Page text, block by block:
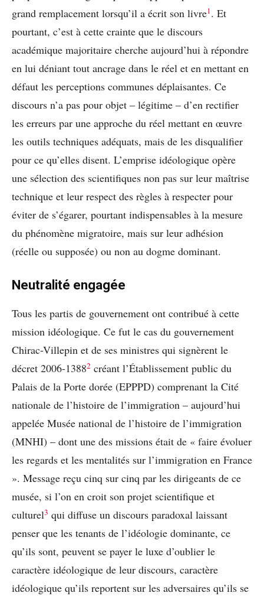
grand remplacement lorsqu’il a écrit son livre1. Et
pourtant, c’est à cette crainte que le discours
académique majoritaire cherche aujourd’hui à répondre
en lui déniant tout ancrage dans le réel et en mettant en
défaut les perceptions communes déplaisantes. Ce
discours n’a pas pour objet – légitime – d’en rectifier
les erreurs par une approche du réel mettant en œuvre
les outils techniques adéquats, mais de les disqualifier
pour ce qu’elles disent. L’emprise idéologique opère
une sélection des scientifiques non pas sur leur maîtrise
technique et leur respect des règles à respecter pour
éviter de s’égarer, pourtant indispensables à la mesure
du phénomène migratoire, mais sur leur adhésion
(réelle ou supposée) ou non au dogme dominant.
Neutralité engagée
Tous les partis de gouvernement ont contribué à cette
mission idéologique. Ce fut le cas du gouvernement
Chirac-Villepin et de ses ministres qui signèrent le
décret 2006-13882 créant l’Établissement public du
Palais de la Porte dorée (EPPPD) comprenant la Cité
nationale de l’histoire de l’immigration – aujourd’hui
appelée Musée national de l’histoire de l’immigration
(MNHI) – dont une des missions était de « faire évoluer
les regards et les mentalités sur l’immigration en France
». Message reçu cinq sur cinq par les dirigeants de ce
musée, si l’on en croit son projet scientifique et
culturel3 qui diffuse un discours paradoxal laissant
penser que les tenants de l’idéologie dominante, ce
qu’ils sont, peuvent se payer le luxe d’oublier le
caractère idéologique de leur discours, caractère
idéologique qu’ils reportent sur les adversaires qu’ils se